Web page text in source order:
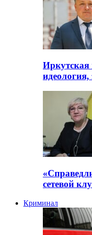
идеология,
сетевой
Криминал